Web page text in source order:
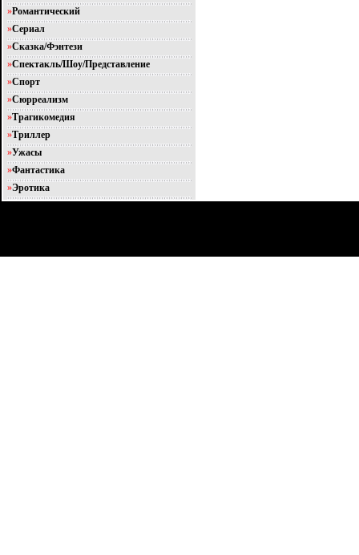
»Романтический
»Сериал
»Сказка/Фэнтези
»Спектакль/Шоу/Представление
»Спорт
»Сюрреализм
»Трагикомедия
»Триллер
»Ужасы
»Фантастика
»Эротика